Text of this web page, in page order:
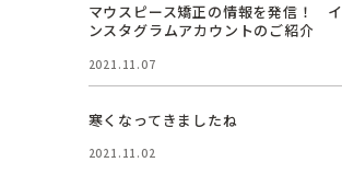
マウスピース矯正の情報を発信！ イ
ンスタグラムアカウントのご紹介
2021.11.07
寒くなってきましたね
2021.11.02